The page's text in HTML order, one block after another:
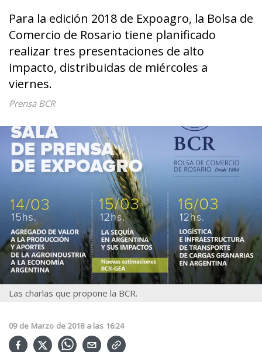
Para la edición 2018 de Expoagro, la Bolsa de
Comercio de Rosario tiene planificado
realizar tres presentaciones de alto
impacto, distribuidas de miércoles a
viernes.
Prensa BCR
Las charlas que propone la BCR.
09 de Marzo de 2018 a las 16:24